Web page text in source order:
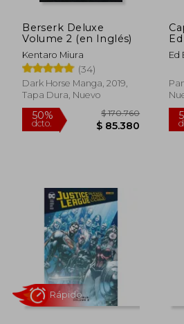
4%
dcto. $ 38.351
Berserk Deluxe
Volume 2 (en Inglés)
Kentaro Miura
(34)
Dark Horse Manga, 2019,
Tapa Dura, Nuevo
Ed